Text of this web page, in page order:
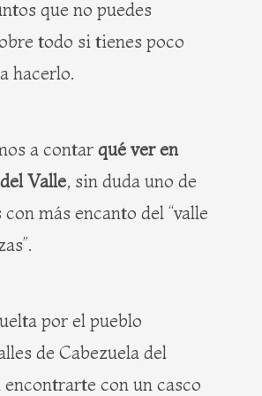
que no puedes
todo si tienes poco
hacerlo.
a contar qué ver en
Valle, sin duda uno de
más encanto del “valle
por el pueblo
de Cabezuela del
encontrarte con un casco